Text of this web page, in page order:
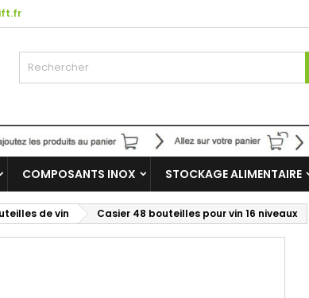
COMPOSANTS INOX STOCKAGE ALIMENTAIRE
de vin Casier 48 bouteilles pour vin 16 niveaux